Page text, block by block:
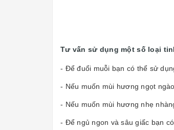
Tư vấn sử dụng một số loại
- Để đuổi muỗi bạn có thể sử
- Nếu muốn mùi hương ngọt
- Nếu muốn mùi hương nhẹ
- Để ngủ ngon và sâu giấc bạn